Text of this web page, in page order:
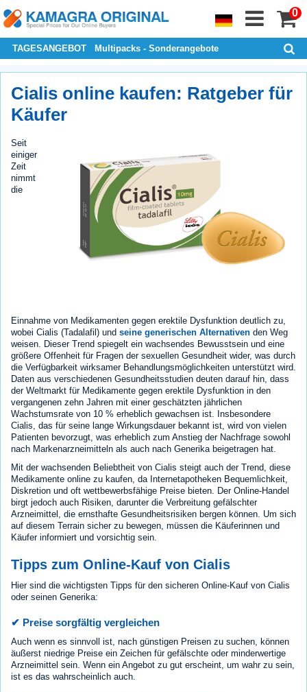
0
TAGESANGEBOT Multipacks - Sonderangebote
Cialis online kaufen: Ratgeber für
Käufer
Seit
einiger
Zeit
nimmt
die
Einnahme von Medikamenten gegen erektile Dysfunktion deutlich zu,
wobei Cialis (Tadalafil) und seine generischen Alternativen den Weg
weisen. Dieser Trend spiegelt ein wachsendes Bewusstsein und eine
größere Offenheit für Fragen der sexuellen Gesundheit wider, was durch
die Verfügbarkeit wirksamer Behandlungsmöglichkeiten unterstützt wird.
Daten aus verschiedenen Gesundheitsstudien deuten darauf hin, dass
der Weltmarkt für Medikamente gegen erektile Dysfunktion in den
vergangenen zehn Jahren mit einer geschätzten jährlichen
Wachstumsrate von 10 % erheblich gewachsen ist. Insbesondere
Cialis, das für seine lange Wirkungsdauer bekannt ist, wird von vielen
Patienten bevorzugt, was erheblich zum Anstieg der Nachfrage sowohl
nach Markenarzneimitteln als auch nach Generika beigetragen hat.
Mit der wachsenden Beliebtheit von Cialis steigt auch der Trend, diese
Medikamente online zu kaufen, da Internetapotheken Bequemlichkeit,
Diskretion und oft wettbewerbsfähige Preise bieten. Der Online-Handel
birgt jedoch auch Risiken, darunter die Verbreitung gefälschter
Arzneimittel, die ernsthafte Gesundheitsrisiken bergen können. Um sich
auf diesem Terrain sicher zu bewegen, müssen die Käuferinnen und
Käufer informiert und vorsichtig sein.
Tipps zum Online-Kauf von Cialis
Hier sind die wichtigsten Tipps für den sicheren Online-Kauf von Cialis
oder seinen Generika:
✔ Preise sorgfältig vergleichen
Auch wenn es sinnvoll ist, nach günstigen Preisen zu suchen, können
äußerst niedrige Preise ein Zeichen für gefälschte oder minderwertige
Arzneimittel sein. Wenn ein Angebot zu gut erscheint, um wahr zu sein,
ist es das wahrscheinlich auch.